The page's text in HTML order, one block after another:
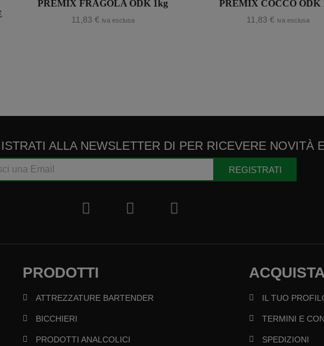
PREMIX FRAGOLA ODK 1kg
11,83 € iva esclusa
PREMIX COCCO ODK
11,83€ iva esclusa
ALLA NEWSLETTER DI PER RICEVERE NOVITÀ
REGISTRATI
PRODOTTI
ATTREZZATURE BARTENDER
BICCHIERI
PRODOTTI ANALCOLICI
IL TUO
TERMINI E
SPEDIZIONI